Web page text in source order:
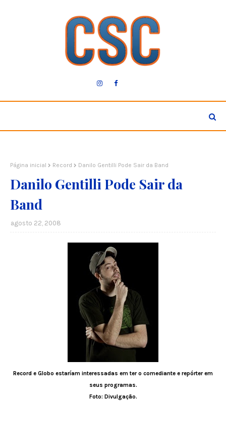
Página inicial Record Danilo Gentilli Pode Sair da Band
Danilo Gentilli Pode Sair da
Band
agosto 22, 2008
Record e Globo estaríam interessadas em ter o comediante e repórter em
seus programas.
Foto: Divulgação.